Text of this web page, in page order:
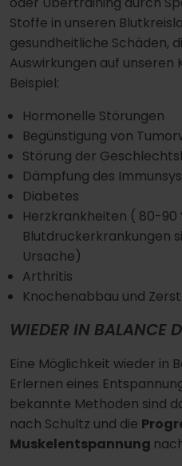
Stoffe in unseren
gesundheitliche Schäden,
Auswirkungen auf unseren
Beispiel:
Hormonelle Störungen
Begünstigung von
Störung der
Dämpfung des
Diabetes
Herzkrankheiten ( 80-90
Blutdruckerkrankungen
Ursache)
Arthritis
Knochenabbau und
WIEDER IN BALANCE
Eine Möglichkeit wieder in
Erlernen eines
bekannte Methoden sind
nach Schultz und die
Muskelentspannung